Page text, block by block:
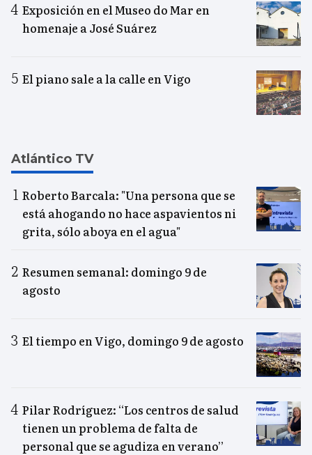
Exposición en el Museo do Mar en
homenaje a José Suárez
El piano sale a la calle en Vigo
Atlántico TV
Roberto Barcala: "Una persona que se
está ahogando no hace aspavientos ni
grita, sólo aboya en el agua"
Resumen semanal: domingo 9 de
agosto
El tiempo en Vigo, domingo 9 de agosto
Pilar Rodríguez: “Los centros de salud
tienen un problema de falta de
personal que se agudiza en verano”